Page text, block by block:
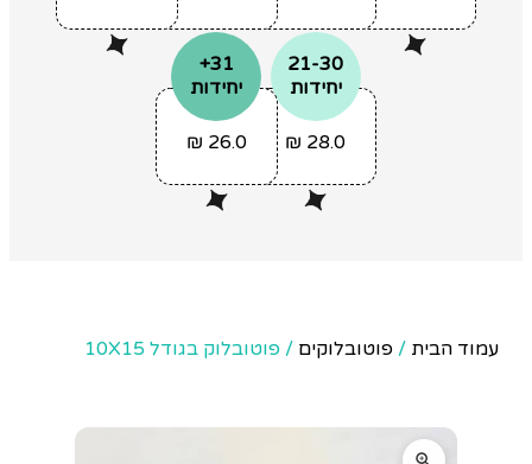
21-30
יחידות
₪28.0
31+
יחידות
₪26.0
עמוד הבית/פוטובלוקים/ פוטובלוק בגודל 10X15